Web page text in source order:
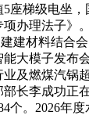
座梯级电坐
办理法子》
建材料结合
大模子发布
及燃煤汽锅
长李成功正
个。2026年